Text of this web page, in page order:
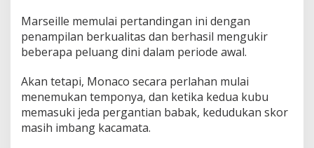
Marseille memulai pertandingan ini dengan
penampilan berkualitas dan berhasil mengukir
beberapa peluang dini dalam periode awal.
Akan tetapi, Monaco secara perlahan mulai
menemukan temponya, dan ketika kedua kubu
memasuki jeda pergantian babak, kedudukan skor
masih imbang kacamata.